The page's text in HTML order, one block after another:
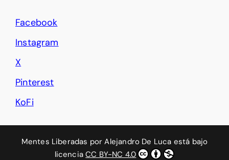
Facebook
Instagram
X
Pinterest
KoFi
Mentes Liberadas porAlejandro De Luca está bajo
licenciaCC BY-NC 4.0